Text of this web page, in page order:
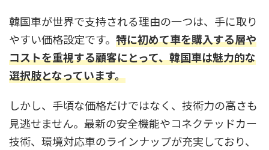
韓国車が世界で支持される理由の一つは、手に取り
やすい価格設定です。 特に初めて車を購入する層や
コストを重視する顧客にとって、韓国車は魅力的な
選択肢となっています。
しかし、手頃な価格だけではなく、技術力の高さも
見逃せません。最新の安全機能やコネクテッドカー
技術、環境対応車のラインナップが充実しており、